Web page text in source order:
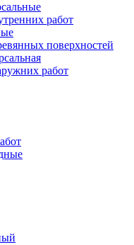
работ
поверхностей
работ